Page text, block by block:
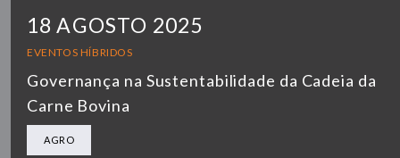
18 AGOSTO 2025
EVENTOS HÍBRIDOS
Governança na Sustentabilidade da Cadeia da
Carne Bovina
AGRO